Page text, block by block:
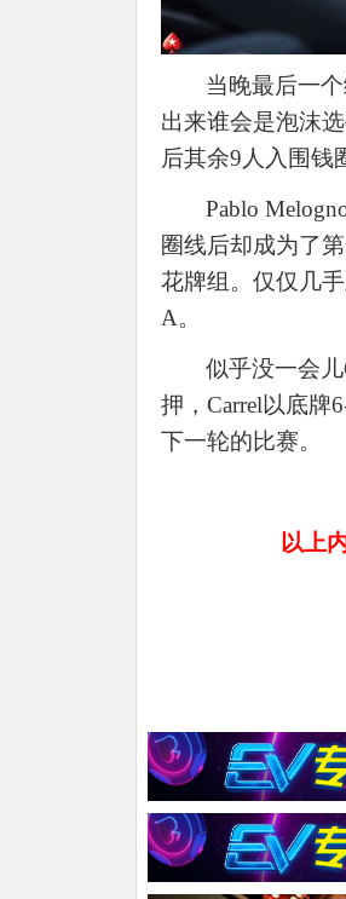
当晚最后一
出来谁会是泡沫
后其余9人入围钱
Pablo
圈线后却成为了
花牌组。仅仅几
A。
似乎没一会儿
押，Carrel以底牌
下一轮的比赛。
以上